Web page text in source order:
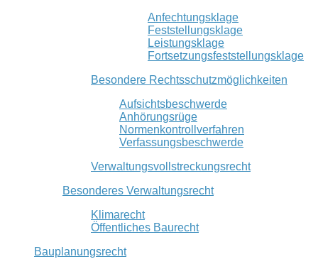
Anfechtungsklage
Feststellungsklage
Leistungsklage
Fortsetzungsfeststellungsklage
Besondere Rechtsschutzmöglichkeiten
Aufsichtsbeschwerde
Anhörungsrüge
Normenkontrollverfahren
Verfassungsbeschwerde
Verwaltungsvollstreckungsrecht
Besonderes Verwaltungsrecht
Klimarecht
Öffentliches Baurecht
Bauplanungsrecht